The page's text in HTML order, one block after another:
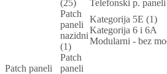
Patch paneli
(25)
Telefonski p.
Patch
paneli
nazidni
(1)
Kategorija 5E (1)
Kategorija 6 i 6A
Modularni - bez
Patch
paneli